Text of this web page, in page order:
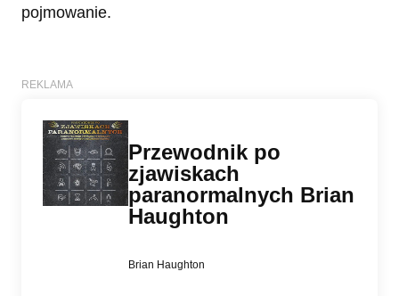
pojmowanie.